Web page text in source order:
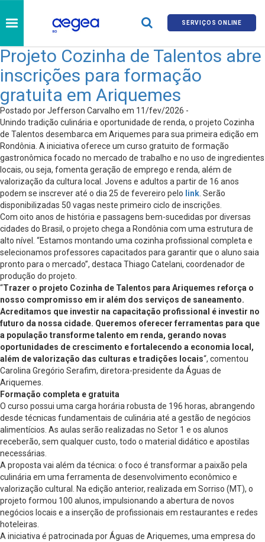
SERVIÇOS ONLINE
Projeto Cozinha de Talentos abre
inscrições para formação
gratuita em Ariquemes
Postado por Jefferson Carvalho em 11/fev/2026 -
Unindo tradição culinária e oportunidade de renda, o projeto Cozinha
de Talentos desembarca em Ariquemes para sua primeira edição em
Rondônia. A iniciativa oferece um curso gratuito de formação
gastronômica focado no mercado de trabalho e no uso de ingredientes
locais, ou seja, fomenta geração de emprego e renda, além de
valorização da cultura local. Jovens e adultos a partir de 16 anos
podem se inscrever até o dia 25 de fevereiro pelo link . Serão
disponibilizadas 50 vagas neste primeiro ciclo de inscrições.
Com oito anos de história e passagens bem-sucedidas por diversas
cidades do Brasil, o projeto chega a Rondônia com uma estrutura de
alto nível. “Estamos montando uma cozinha profissional completa e
selecionamos professores capacitados para garantir que o aluno saia
pronto para o mercado”, destaca Thiago Catelani, coordenador de
produção do projeto.
“Trazer o projeto Cozinha de Talentos para Ariquemes reforça o
nosso compromisso em ir além dos serviços de saneamento.
Acreditamos que investir na capacitação profissional é investir no
futuro da nossa cidade. Queremos oferecer ferramentas para que
a população transforme talento em renda, gerando novas
oportunidades de crescimento e fortalecendo a economia local,
além de valorização das culturas e tradições locais“, comentou
Carolina Gregório Serafim, diretora-presidente da Águas de
Ariquemes.
Formação completa e gratuita
O curso possui uma carga horária robusta de 196 horas, abrangendo
desde técnicas fundamentais de culinária até a gestão de negócios
alimentícios. As aulas serão realizadas no Setor 1 e os alunos
receberão, sem qualquer custo, todo o material didático e apostilas
necessárias.
A proposta vai além da técnica: o foco é transformar a paixão pela
culinária em uma ferramenta de desenvolvimento econômico e
valorização cultural. Na edição anterior, realizada em Sorriso (MT), o
projeto formou 100 alunos, impulsionando a abertura de novos
negócios locais e a inserção de profissionais em restaurantes e redes
hoteleiras.
A iniciativa é patrocinada por Águas de Ariquemes, uma empresa do